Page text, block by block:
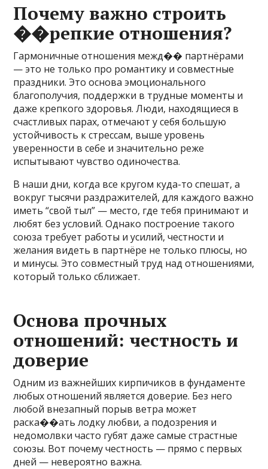
Почему важно строить
��репкие отношения?
Гармоничные отношения межд�� партнёрами
— это не только про романтику и совместные
праздники. Это основа эмоционального
благополучия, поддержки в трудные моменты и
даже крепкого здоровья. Люди, находящиеся в
счастливых парах, отмечают у себя большую
устойчивость к стрессам, выше уровень
уверенности в себе и значительно реже
испытывают чувство одиночества.
В наши дни, когда все кругом куда-то спешат, а
вокруг тысячи раздражителей, для каждого важно
иметь “свой тыл” — место, где тебя принимают и
любят без условий. Однако построение такого
союза требует работы и усилий, честности и
желания видеть в партнёре не только плюсы, но
и минусы. Это совместный труд над отношениями,
который только сближает.
Основа прочных
отношений: честность и
доверие
Одним из важнейших кирпичиков в фундаменте
любых отношений является доверие. Без него
любой внезапный порыв ветра может
раска��ать лодку любви, а подозрения и
недомолвки часто губят даже самые страстные
союзы. Вот почему честность — прямо с первых
дней — невероятно важна.